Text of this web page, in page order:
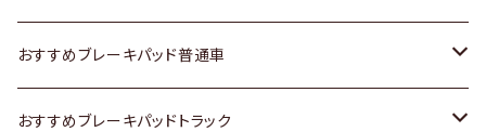
日産
いすゞ
スズキ
日産
スズキ
日産
トヨタ
ホンダ
おすすめブレーキパッド普通車
トヨタ
おすすめブレーキパッドトラック